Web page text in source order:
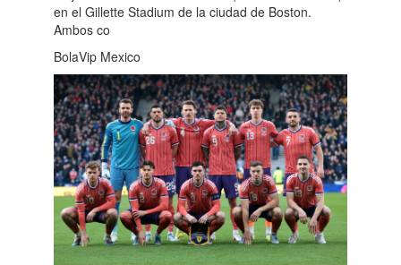
en el Gillette Stadium de la ciudad de Boston.
Ambos co
BolaVip Mexico